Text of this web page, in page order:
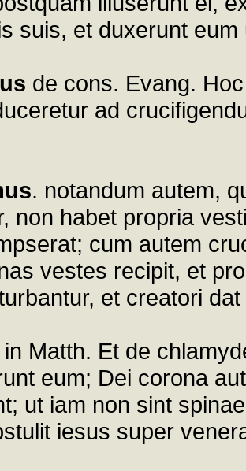
suis, et duxerunt
de cons. Evang.
ad
. notandum autem,
non habet propria
cum autem
vestes recipit, et
et creatori
in Matth. Et de
eum; Dei corona
ut iam non sint
iesus super